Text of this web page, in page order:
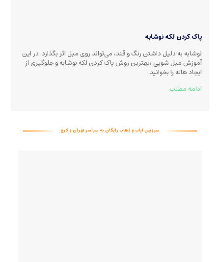
پاک کردن لکه نوشابه
نوشابه به دلیل داشتن رنگ و قند، می‌تواند روی مبل اثر بگذارد. در این
آموزش مبل شویی ،بهترین روش پاک کردن لکه نوشابه و جلوگیری از
ایجاد هاله را بخوانید.
ادامه مطلب
سرویس ایاب و ذهاب رایگان به سراسر تهران و کرج